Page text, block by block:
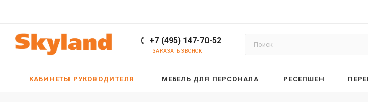
+7 (495) 147-70-52
ЗАКАЗАТЬ ЗВОНОК
КАБИНЕТЫ РУКОВОДИТЕЛЯ МЕБЕЛЬ ДЛЯ ПЕРСОНАЛА РЕСЕПШЕН